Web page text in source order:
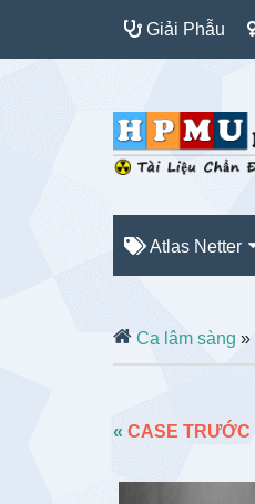
Giải Phẫu
Atlas Netter
Ca lâm sàng »
« CASE TRƯỚC